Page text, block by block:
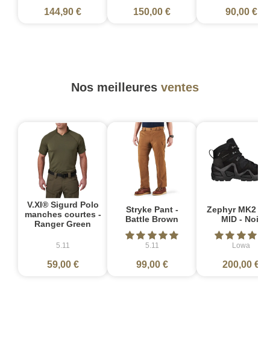
144,90 € 150,00 € 90,00 €
Nos meilleures ventes
V.XI® Sigurd Polo
manches courtes -
Ranger Green
5.11
59,00 €
Stryke Pant -
Battle Brown
5.11
99,00 €
Zephyr MK2
MID - Noir
Lowa
200,00 €